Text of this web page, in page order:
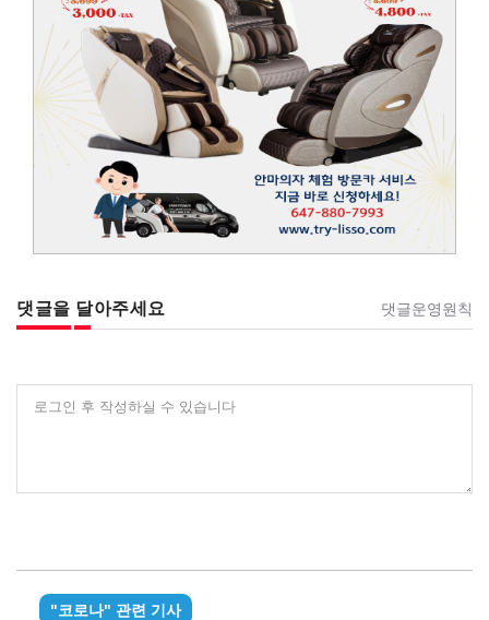
댓글을 달아주세요 댓글운영원칙
로그인 후 작성하실 수 있습니다
"코로나" 관련 기사